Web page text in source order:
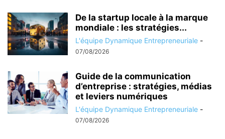
De la startup locale à la marque
mondiale : les stratégies...
L'équipe Dynamique Entrepreneuriale -
07/08/2026
Guide de la communication
d’entreprise : stratégies, médias
et leviers numériques
L'équipe Dynamique Entrepreneuriale -
07/08/2026